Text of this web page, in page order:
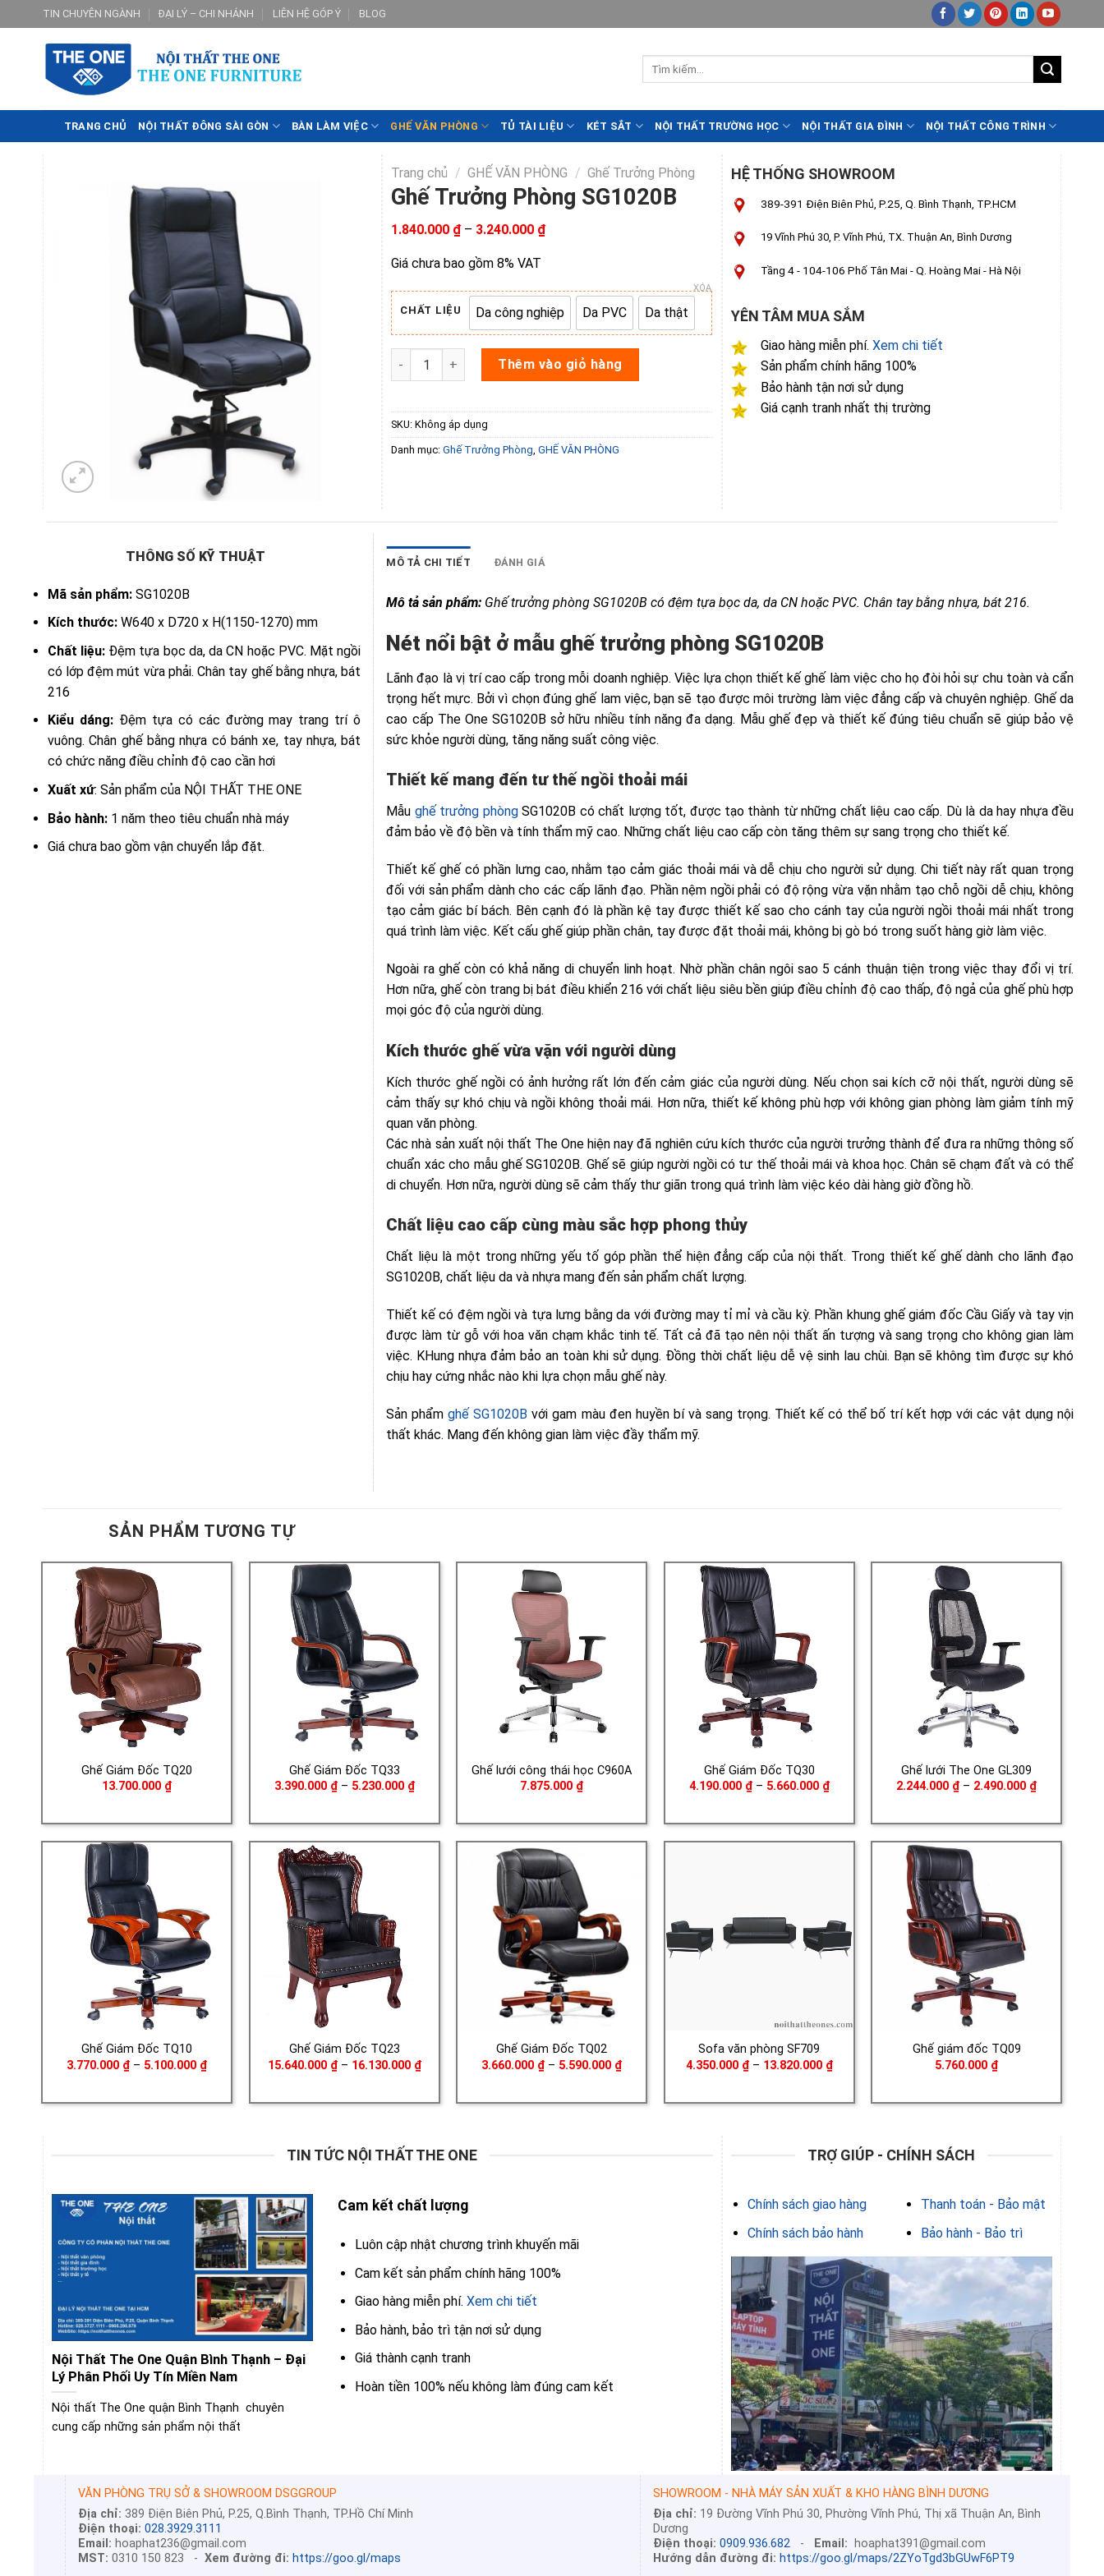
to
content
TIN CHUYÊN NGÀNH ĐẠI LÝ – CHI NHÁNH LIÊN HỆ GÓP Ý BLOG
TRANG CHỦ NỘI THẤT ĐÔNG SÀI GÒN BÀN LÀM VIỆC GHẾ VĂN PHÒNG TỦ TÀI LIỆU KÉT SẮT NỘI THẤT TRƯỜNG HỌC NỘI THẤT GIA ĐÌNH NỘI THẤT CÔNG TRÌNH
Trang chủ / GHẾ VĂN PHÒNG / Ghế Trưởng Phòng
Ghế Trưởng Phòng SG1020B
1.840.000 ₫ – 3.240.000 ₫Khoảng
3.240.000 ₫
Giá chưa bao gồm 8% VAT
CHẤT LIỆU Da công nghiệp
Da công nghiệpDa PVC
Da PVC Da thật
Da thật
XÓA
Ghế Trưởng Phòng SG1020B số lượng
Thêm vào giỏ hàng
SKU:Không áp dụng
Danh mục:Ghế Trưởng Phòng ,GHẾ VĂN PHÒNG
HỆ THỐNG SHOWROOM
389-391 Điện Biên Phủ, P.25, Q. Bình Thạnh, TP.HCM
19 Vĩnh Phú 30, P. Vĩnh Phú, TX. Thuận An, Bình Dương
Tầng 4 - 104-106 Phố Tân Mai - Q. Hoàng Mai - Hà Nội
YÊN TÂM MUA SẮM
Giao hàng miễn phí. Xem chi tiết
Sản phẩm chính hãng 100%
Bảo hành tận nơi sử dụng
Giá cạnh tranh nhất thị trường
THÔNG SỐ KỸ THUẬT
Mã sản phẩm:SG1020B
Kích thước:W640 x D720 x H(1150-1270) mm
Chất liệu: Đệm tựa bọc da, da CN hoặc PVC. Mặt ngồi
có lớp đệm mút vừa phải. Chân tay ghế bằng nhựa, bát
216
Kiểu dáng:Đệm tựa có các đường may trang trí ô
vuông. Chân ghế bằng nhựa có bánh xe, tay nhựa, bát
có chức năng điều chỉnh độ cao cần hơi
Xuất xứ: Sản phẩm của NỘI THẤT THE ONE
Bảo hành:1 năm theo tiêu chuẩn nhà máy
Giá chưa bao gồm vận chuyển lắp đặt.
MÔ TẢ CHI TIẾT ĐÁNH GIÁ
Mô tả sản phẩm:
SẢN PHẨM TƯƠNG TỰ
Ghế Giám Đốc TQ20
13.700.000 ₫
Ghế Giám Đốc TQ33
3.390.000 ₫ – 5.230.000 ₫Khoảng
giá:
3.390.000 ₫
5.230.000 ₫
Ghế lưới công thái học C960A
7.875.000 ₫
Ghế Giám Đốc TQ30
4.190.000 ₫ – 5.660.000 ₫Khoảng
giá:
4.190.000 ₫
5.660.000 ₫
Ghế lưới The One GL309
2.244.000 ₫ – 2.490.000 ₫Khoảng
2.244.000 ₫
2.490.000 ₫
Ghế Giám Đốc TQ10
3.770.000 ₫ – 5.100.000 ₫Khoảng
3.770.000 ₫
Ghế Giám Đốc TQ23
15.640.000 ₫ – 16.130.000 ₫Khoảng
giá:
15.640.000 ₫
Ghế Giám Đốc TQ02
3.660.000 ₫ – 5.590.000 ₫Khoảng
3.660.000 ₫
Sofa văn phòng SF709
4.350.000 ₫ – 13.820.000 ₫Khoảng
giá:
4.350.000 ₫
Ghế giám đốc TQ09
5.760.000 ₫
TIN TỨC NỘI THẤT THE ONE
Nội Thất The One Quận Bình Thạnh – Đại
Lý Phân Phối Uy Tín Miền Nam
Nội thất The One quận Bình Thạnh chuyên
cung cấp những sản phẩm nội thất
Cam kết chất lượng
Luôn cập nhật chương trình khuyến mãi
Cam kết sản phẩm chính hãng 100%
Giao hàng miễn phí. Xem chi tiết
Bảo hành, bảo trì tận nơi sử dụng
Giá thành cạnh tranh
Hoàn tiền 100% nếu không làm đúng cam kết
TRỢ GIÚP - CHÍNH SÁCH
Chính sách giao hàng
Chính sách bảo hành
Thanh toán - Bảo mật
Bảo hành - Bảo trì
VĂN PHÒNG TRỤ SỞ & SHOWROOM DSGGROUP
Địa chỉ: 389 Điện Biên Phủ, P.25, Q.Bình Thạnh, TP.Hồ Chí Minh
Điện thoại: 028.3929.3111
Email: hoaphat236@gmail.com
MST: 0310 150 823 - Xem đường đi: https://goo.gl/maps
SHOWROOM - NHÀ MÁY SẢN XUẤT & KHO HÀNG BÌNH DƯƠNG
Địa chỉ: 19 Đường Vĩnh Phú 30, Phường Vĩnh Phú, Thị xã Thuận An, Bình
Dương
Điện thoại: 0909.936.682- Email: hoaphat391@gmail.com
Hướng dẫn đường đi: https://goo.gl/maps/2ZYoTgd3bGUwF6PT9